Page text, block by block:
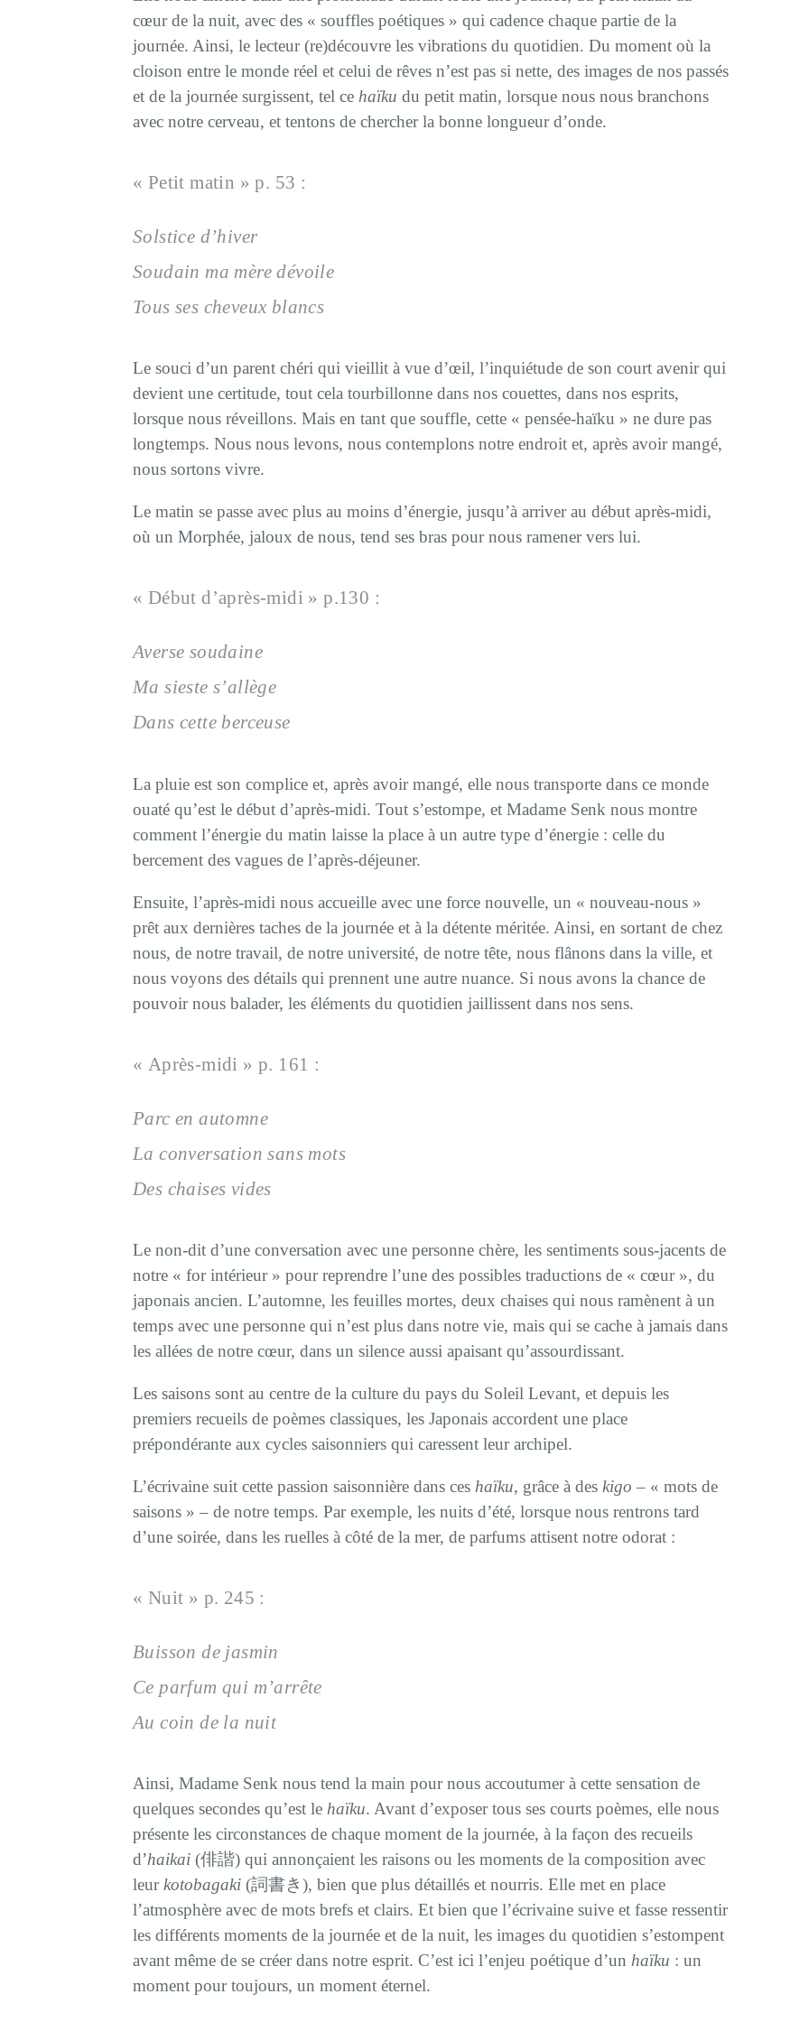
cœur de la nuit, avec des « souffles poétiques » qui cadence chaque partie de la
journée. Ainsi, le lecteur (re)découvre les vibrations du quotidien. Du moment où la
cloison entre le monde réel et celui de rêves n’est pas si nette, des images de nos passés
et de la journée surgissent, tel ce haïku du petit matin, lorsque nous nous branchons
avec notre cerveau, et tentons de chercher la bonne longueur d’onde.
« Petit matin » p. 53 :
Solstice d’hiver
Soudain ma mère dévoile
Tous ses cheveux blancs
Le souci d’un parent chéri qui vieillit à vue d’œil, l’inquiétude de son court avenir qui
devient une certitude, tout cela tourbillonne dans nos couettes, dans nos esprits,
lorsque nous réveillons. Mais en tant que souffle, cette « pensée-haïku » ne dure pas
longtemps. Nous nous levons, nous contemplons notre endroit et, après avoir mangé,
nous sortons vivre.
Le matin se passe avec plus au moins d’énergie, jusqu’à arriver au début après-midi,
où un Morphée, jaloux de nous, tend ses bras pour nous ramener vers lui.
« Début d’après-midi » p.130 :
Averse soudaine
Ma sieste s’allège
Dans cette berceuse
La pluie est son complice et, après avoir mangé, elle nous transporte dans ce monde
ouaté qu’est le début d’après-midi. Tout s’estompe, et Madame Senk nous montre
comment l’énergie du matin laisse la place à un autre type d’énergie : celle du
bercement des vagues de l’après-déjeuner.
Ensuite, l’après-midi nous accueille avec une force nouvelle, un « nouveau-nous »
prêt aux dernières taches de la journée et à la détente méritée. Ainsi, en sortant de chez
nous, de notre travail, de notre université, de notre tête, nous flânons dans la ville, et
nous voyons des détails qui prennent une autre nuance. Si nous avons la chance de
pouvoir nous balader, les éléments du quotidien jaillissent dans nos sens.
« Après-midi » p. 161 :
Parc en automne
La conversation sans mots
Des chaises vides
Le non-dit d’une conversation avec une personne chère, les sentiments sous-jacents de
notre « for intérieur » pour reprendre l’une des possibles traductions de « cœur », du
japonais ancien. L’automne, les feuilles mortes, deux chaises qui nous ramènent à un
temps avec une personne qui n’est plus dans notre vie, mais qui se cache à jamais dans
les allées de notre cœur, dans un silence aussi apaisant qu’assourdissant.
Les saisons sont au centre de la culture du pays du Soleil Levant, et depuis les
premiers recueils de poèmes classiques, les Japonais accordent une place
prépondérante aux cycles saisonniers qui caressent leur archipel.
L’écrivaine suit cette passion saisonnière dans ces haïku, grâce à des kigo – « mots de
saisons » – de notre temps. Par exemple, les nuits d’été, lorsque nous rentrons tard
d’une soirée, dans les ruelles à côté de la mer, de parfums attisent notre odorat :
« Nuit » p. 245 :
Buisson de jasmin
Ce parfum qui m’arrête
Au coin de la nuit
Ainsi, Madame Senk nous tend la main pour nous accoutumer à cette sensation de
quelques secondes qu’est le haïku. Avant d’exposer tous ses courts poèmes, elle nous
présente les circonstances de chaque moment de la journée, à la façon des recueils
d’haikai (俳諧) qui annonçaient les raisons ou les moments de la composition avec
leurkotobagaki (詞書き), bien que plus détaillés et nourris. Elle met en place
l’atmosphère avec de mots brefs et clairs. Et bien que l’écrivaine suive et fasse ressentir
les différents moments de la journée et de la nuit, les images du quotidien s’estompent
avant même de se créer dans notre esprit. C’est ici l’enjeu poétique d’un haïku : un
moment pour toujours, un moment éternel.